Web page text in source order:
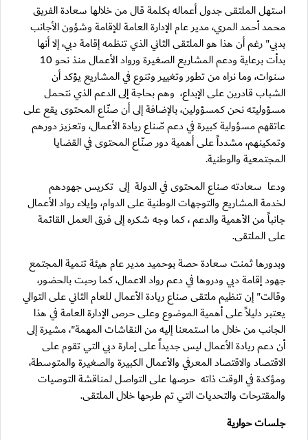
استهل الملتقى جدول أعماله بكلمة قال من خلالها سعادة الفريق
محمد أحمد المري، مدير عام الإدارة العامة للإقامة وشؤون الأجانب
بدبي" رغم أن هذا هو الملتقى الثاني الذي تنظمه إقامة دبي، إلا أنها
بدأت برعاية ودعم المشاريع الصغيرة ورواد الأعمال منذ نحو 10
سنوات، وما نراه من تطور وتغيير وتنوع في المشاريع يؤكد أن
الشباب قادرين على الإبداع، وهم بحاجة إلى الدعم الذي نتحمل
مسؤوليته نحن كمسؤولين، بالإضافة إلى أن صنّاع المحتوى يقع على
عاتقهم مسؤولية كبيرة في دعم صّناع ريادة الأعمال، وتعزيز دورهم
وتمكينهم، مشدداً على أهمية دور صنّاع المحتوى في القضايا
المجتمعية والوطنية.
ودعا سعادته صناع المحتوى في الدولة إلى تكريس جهودهم
لخدمة المشاريع والتوجهات الوطنية على الدوام، وإيلاء رواد الأعمال
جانباً من الأهمية والدعم ، كما وجه شكره إلى فرق العمل القائمة
على الملتقى.
وبدورها ثمنت سعادة حصة بوحميد مدير عام هيئة تنمية المجتمع
جهود إقامة دبي ودروها في دعم رواد الاعمال، كما رحبت بالحضور،
وقالت" إن تنظيم ملتقى صناع ريادة الأعمال للعام الثاني على التوالي
يعتبر دليلاً على أهمية الموضوع وعلى حرص الإدارة العامة في هذا
الجانب من خلال ما استمعنا إليه من النقاشات المهمة"، مشيرة إلى
أن دعم ريادة الأعمال ليس جديداً على إمارة دبي التي تقوم على
الاقتصاد والاقتصاد المعرفي والأعمال الكبيرة والصغيرة والمتوسطة،
ومؤكدة في الوقت ذاته حرصها على التواصل لمناقشة التوصيات
والمقترحات والتحديات التي تم طرحها خلال الملتقى.
جلسات حوارية